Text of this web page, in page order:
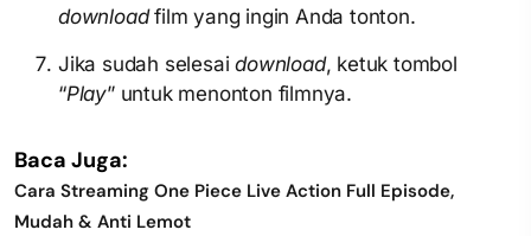
downloadfilm yang ingin Anda tonton.
Jika sudah selesaidownload, ketuk tombol
“Play” untuk menonton filmnya.
Baca Juga:
Cara Streaming One Piece Live Action Full Episode,
Mudah & Anti Lemot